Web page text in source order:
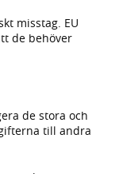
misstag. EU
de behöver
de stora och
till andra